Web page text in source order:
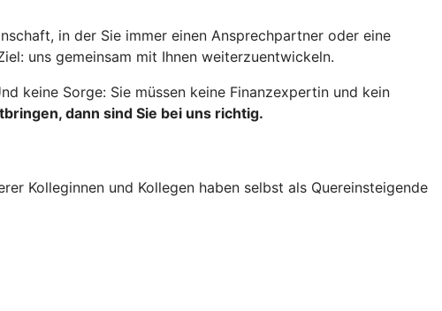
in der Sie immer einen Ansprechpartner oder eine
uns gemeinsam mit Ihnen weiterzuentwickeln.
keine Sorge: Sie müssen keine Finanzexpertin und kein
dann sind Sie bei uns richtig.
Kolleginnen und Kollegen haben selbst als Quereinsteigende